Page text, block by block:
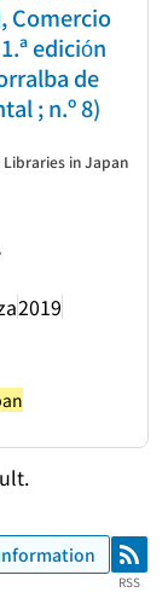
Comercio
edición
de
; n.º 8)
2019
in Japan
RSS
RSS